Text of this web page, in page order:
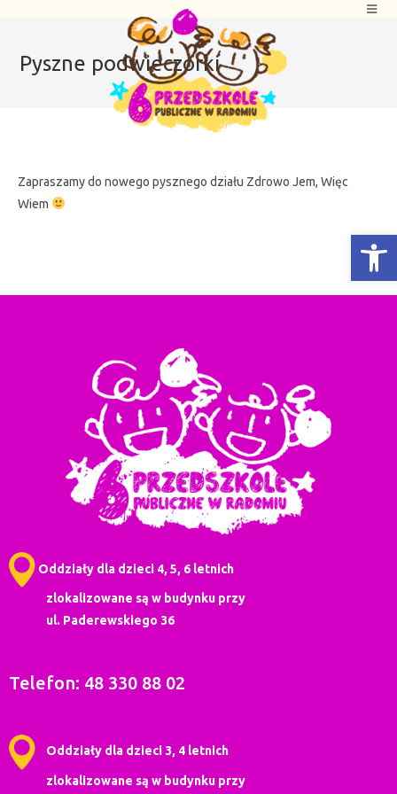
Otwórz Pasek narzędzi
Pyszne podwieczorki
Zapraszamy do nowego pysznego działu Zdrowo Jem, Więc
Wiem
Oddziały dla dzieci 4, 5, 6 letnich
zlokalizowane są w budynku przy
ul. Paderewskiego 36
Telefon: 48 330 88 02
Oddziały dla dzieci 3, 4 letnich
zlokalizowane są w budynku przy